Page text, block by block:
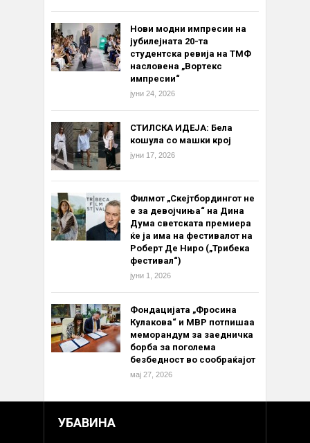
Нови модни импресии на
јубилејната 20-та
студентска ревија на ТМФ
насловена „Вортекс
импресии“
јуни 24, 2026
СТИЛСКА ИДЕЈА: Бела
кошула со машки крој
јуни 17, 2026
Филмот „Скејтбордингот не
е за девојчиња“ на Дина
Дума светската премиера
ќе ја има на фестивалот на
Роберт Де Ниро („Трибека
фестивал“)
јуни 1, 2026
Фондацијата „Фросина
Кулакова“ и МВР потпишаа
меморандум за заедничка
борба за поголема
безбедност во сообраќајот
мај 27, 2026
УБАВИНА